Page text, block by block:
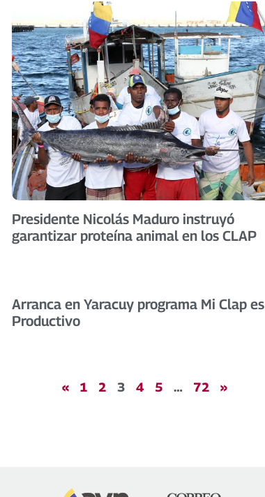
Presidente Nicolás Maduro instruyó
garantizar proteína animal en los CLAP
Arranca en Yaracuy programa Mi Clap es
Productivo
« 1 2 3 4 5 … 72 »